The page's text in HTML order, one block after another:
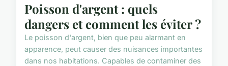
Poisson d'argent : quels
dangers et comment les éviter ?
Le poisson d'argent, bien que peu alarmant en
apparence, peut causer des nuisances importantes
dans nos habitations. Capables de contaminer des